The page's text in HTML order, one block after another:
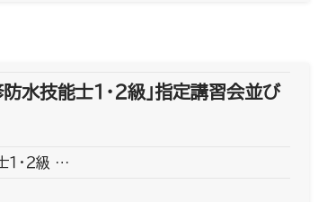
水技能士１・２級」指定講習会並び
・２級 …